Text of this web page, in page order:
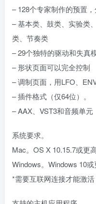
– 128个专家制作的预置
– 基本类、鼓类、实验类
类、节奏类
– 29个独特的驱动和失真
– 形状页面可以完全控制
– 调制页面，用LFO、
– 插件格式（仅64位）。
– AAX、VST3和音频单元
系统要求。
Mac。OS X 10.15.7或更
Windows。Windows 10
*需要互联网连接才能激活